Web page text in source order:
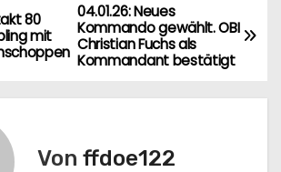
04.01.26: Neues
Kommando gewählt. OBI
Christian Fuchs als
Kommandant bestätigt
80
mit
Von ffdoe122